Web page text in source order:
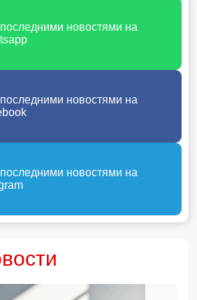
новостями на
новостями на
новостями на